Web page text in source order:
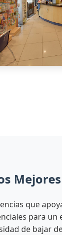
que
para un
de bajar